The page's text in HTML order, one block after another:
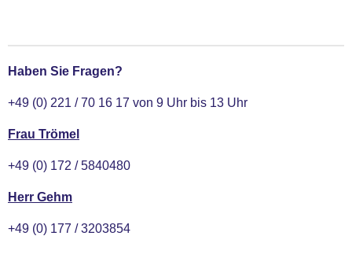
n
n
n
n
Haben Sie Fragen?
+49 (0) 221 / 70 16 17 von 9 Uhr bis 13 Uhr
Frau Trömel
+49 (0) 172 / 5840480
Herr Gehm
+49 (0) 177 / 3203854